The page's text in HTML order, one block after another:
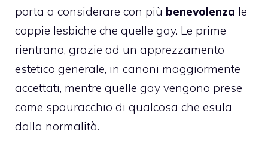
porta a considerare con più benevolenza le
coppie lesbiche che quelle gay. Le prime
rientrano, grazie ad un apprezzamento
estetico generale, in canoni maggiormente
accettati, mentre quelle gay vengono prese
come spauracchio di qualcosa che esula
dalla normalità.